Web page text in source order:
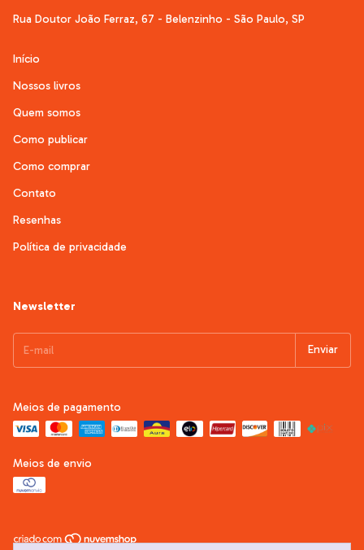
Rua Doutor João Ferraz, 67 - Belenzinho - São Paulo, SP
Início
Nossos livros
Quem somos
Como publicar
Como comprar
Contato
Resenhas
Política de privacidade
Newsletter
Meios de pagamento
Meios de envio